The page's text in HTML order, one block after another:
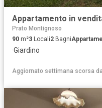
Appartamento in
Prato Montignoso
90 m²3 Locali2 Bagni
·Giardino
Aggiornato settimana scorsa da